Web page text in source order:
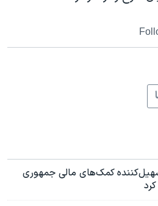
کمک‌های مالی جمهوری